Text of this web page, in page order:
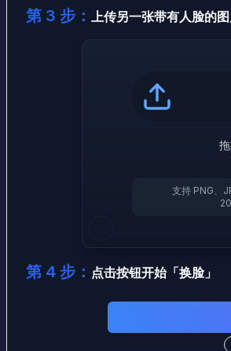
第 3 步： 上传另一张带有人脸的图
支持 PNG、
第 4 步： 点击按钮开始「换脸」